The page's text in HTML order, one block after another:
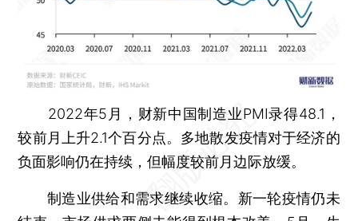
2022年5月，财新中国制造业PMI录得48.1，
较前月上升2.1个百分点。多地散发疫情对于经济的
负面影响仍在持续，但幅度较前月边际放缓。
制造业供给和需求继续收缩。新一轮疫情仍未